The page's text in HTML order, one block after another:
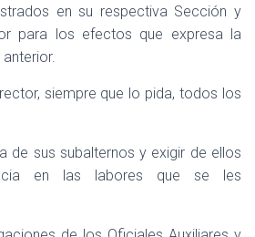
en su respectiva Sección y
para los efectos que expresa la
siempre que lo pida, todos los
de sus subalternos y exigir de ellos
en las labores que se les